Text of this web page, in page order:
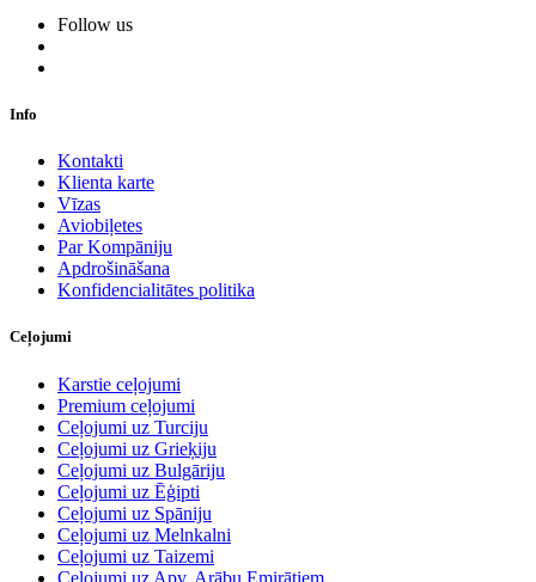
Follow us
Info
Kontakti
Klienta karte
Vīzas
Aviobiļetes
Par Kompāniju
Apdrošināšana
Konfidencialitātes politika
Ceļojumi
Karstie ceļojumi
Premium ceļojumi
Ceļojumi uz Turciju
Ceļojumi uz Grieķiju
Ceļojumi uz Bulgāriju
Ceļojumi uz Ēģipti
Ceļojumi uz Spāniju
Ceļojumi uz Melnkalni
Ceļojumi uz Taizemi
Ceļojumi uz Apv. Arābu Emirātiem